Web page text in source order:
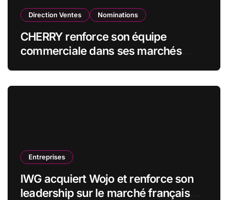
Direction Ventes Nominations
CHERRY renforce son équipe
commerciale dans ses marchés
Entreprises
IWG acquiert Wojo et renforce son
leadership sur le marché français